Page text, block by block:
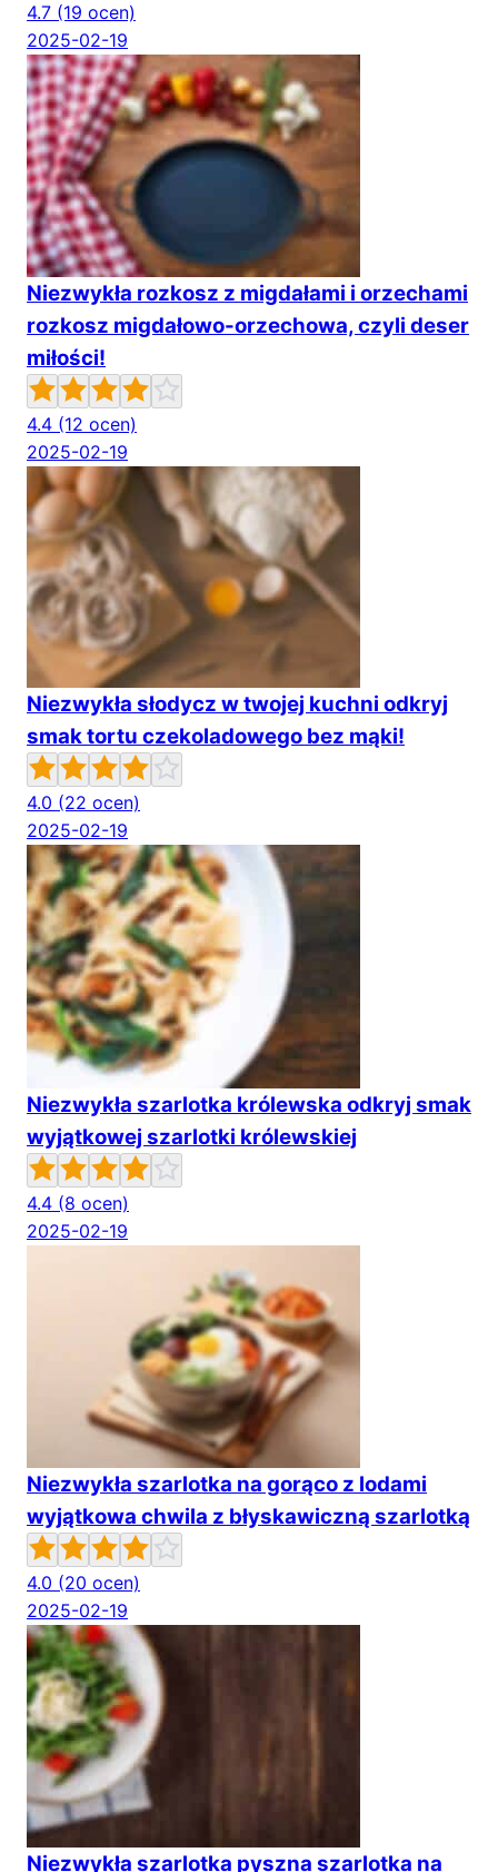
4.7 (19 ocen)
2025-02-19
Niezwykła rozkosz z migdałami i orzechami
rozkosz migdałowo-orzechowa, czyli deser
miłości!
4.4 (12 ocen)
2025-02-19
Niezwykła słodycz w twojej kuchni odkryj
smak tortu czekoladowego bez mąki!
4.0 (22 ocen)
2025-02-19
Niezwykła szarlotka królewska odkryj smak
wyjątkowej szarlotki królewskiej
4.4 (8 ocen)
2025-02-19
Niezwykła szarlotka na gorąco z lodami
wyjątkowa chwila z błyskawiczną szarlotką
4.0 (20 ocen)
2025-02-19
Niezwykła szarlotka pyszna szarlotka na